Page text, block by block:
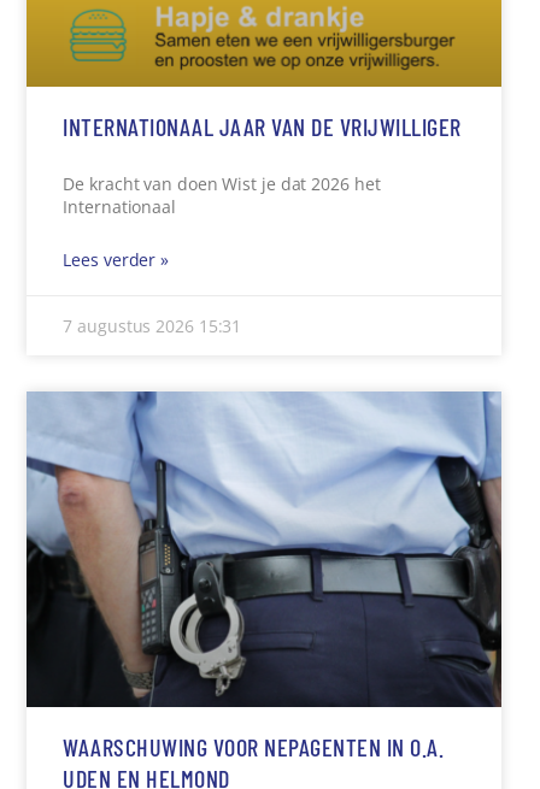
INTERNATIONAAL JAAR VAN DE VRIJWILLIGER
De kracht van doen Wist je dat 2026 het
Internationaal
Lees verder »
7 augustus 2026 15:31
WAARSCHUWING VOOR NEPAGENTEN IN O.A.
UDEN EN HELMOND